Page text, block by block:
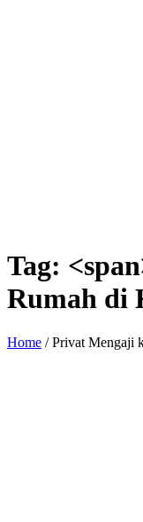
Tag:
Rumah di
Home /Privat Mengaji